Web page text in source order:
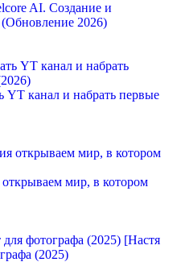
AI. Создание и
2026)
YT канал и набрать первые
мир, в котором
[Настя
(2025)